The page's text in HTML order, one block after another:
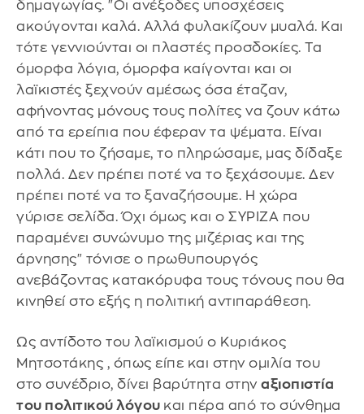
δημαγωγίας. "Οι ανέξοδες υποσχέσεις
ακούγονται καλά. Αλλά φυλακίζουν μυαλά. Και
τότε γεννιούνται οι πλαστές προσδοκίες. Τα
όμορφα λόγια, όμορφα καίγονται και οι
λαϊκιστές ξεχνούν αμέσως όσα έταζαν,
αφήνοντας μόνους τους πολίτες να ζουν κάτω
από τα ερείπια που έφεραν τα ψέματα. Είναι
κάτι που το ζήσαμε, το πληρώσαμε, μας δίδαξε
πολλά. Δεν πρέπει ποτέ να το ξεχάσουμε. Δεν
πρέπει ποτέ να το ξαναζήσουμε. Η χώρα
γύρισε σελίδα. Όχι όμως και ο ΣΥΡΙΖΑ που
παραμένει συνώνυμο της μιζέριας και της
άρνησης" τόνισε ο πρωθυπουργός
ανεβάζοντας κατακόρυφα τους τόνους που θα
κινηθεί στο εξής η πολιτική αντιπαράθεση.
Ως αντίδοτο του λαϊκισμού ο Κυριάκος
Μητσοτάκης , όπως είπε και στην ομιλία του
στο συνέδριο, δίνει βαρύτητα στην αξιοπιστία
του πολιτικού λόγου και πέρα από το σύνθημα